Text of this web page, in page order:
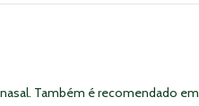
Também é recomendado